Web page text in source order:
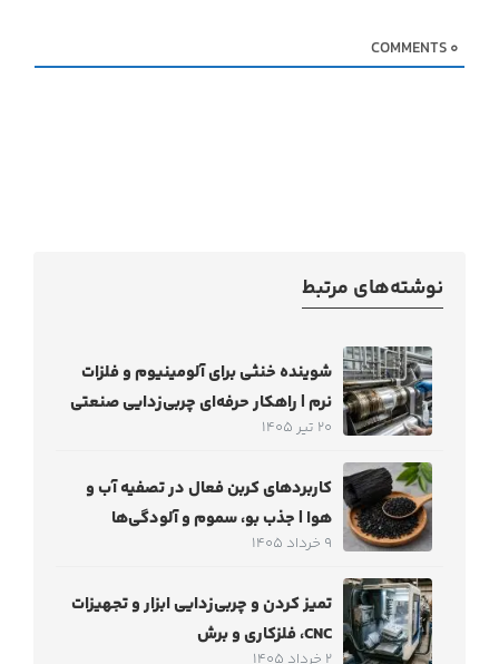
0
نوشته‌های مرتبط
شوینده خنثی برای آلومینیوم و فلزات
نرم | راهکار حرفه‌ای چربی‌زدایی صنعتی
20 تیر 1405
کاربردهای کربن فعال در تصفیه آب و
هوا | جذب بو، سموم و آلودگی‌ها
9 خرداد 1405
تمیز کردن و چربی‌زدایی ابزار و تجهیزات
CNC، فلزکاری و برش